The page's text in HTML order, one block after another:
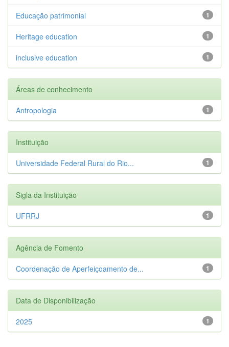
1
Educação patrimonial
1
Heritage education
1
inclusive education
Áreas de conhecimento
1
Antropologia
Instituição
1
Universidade Federal Rural do Rio...
Sigla da Instituição
1
UFRRJ
Agência de Fomento
1
Coordenação de Aperfeiçoamento de...
Data de Disponibilização
1
2025